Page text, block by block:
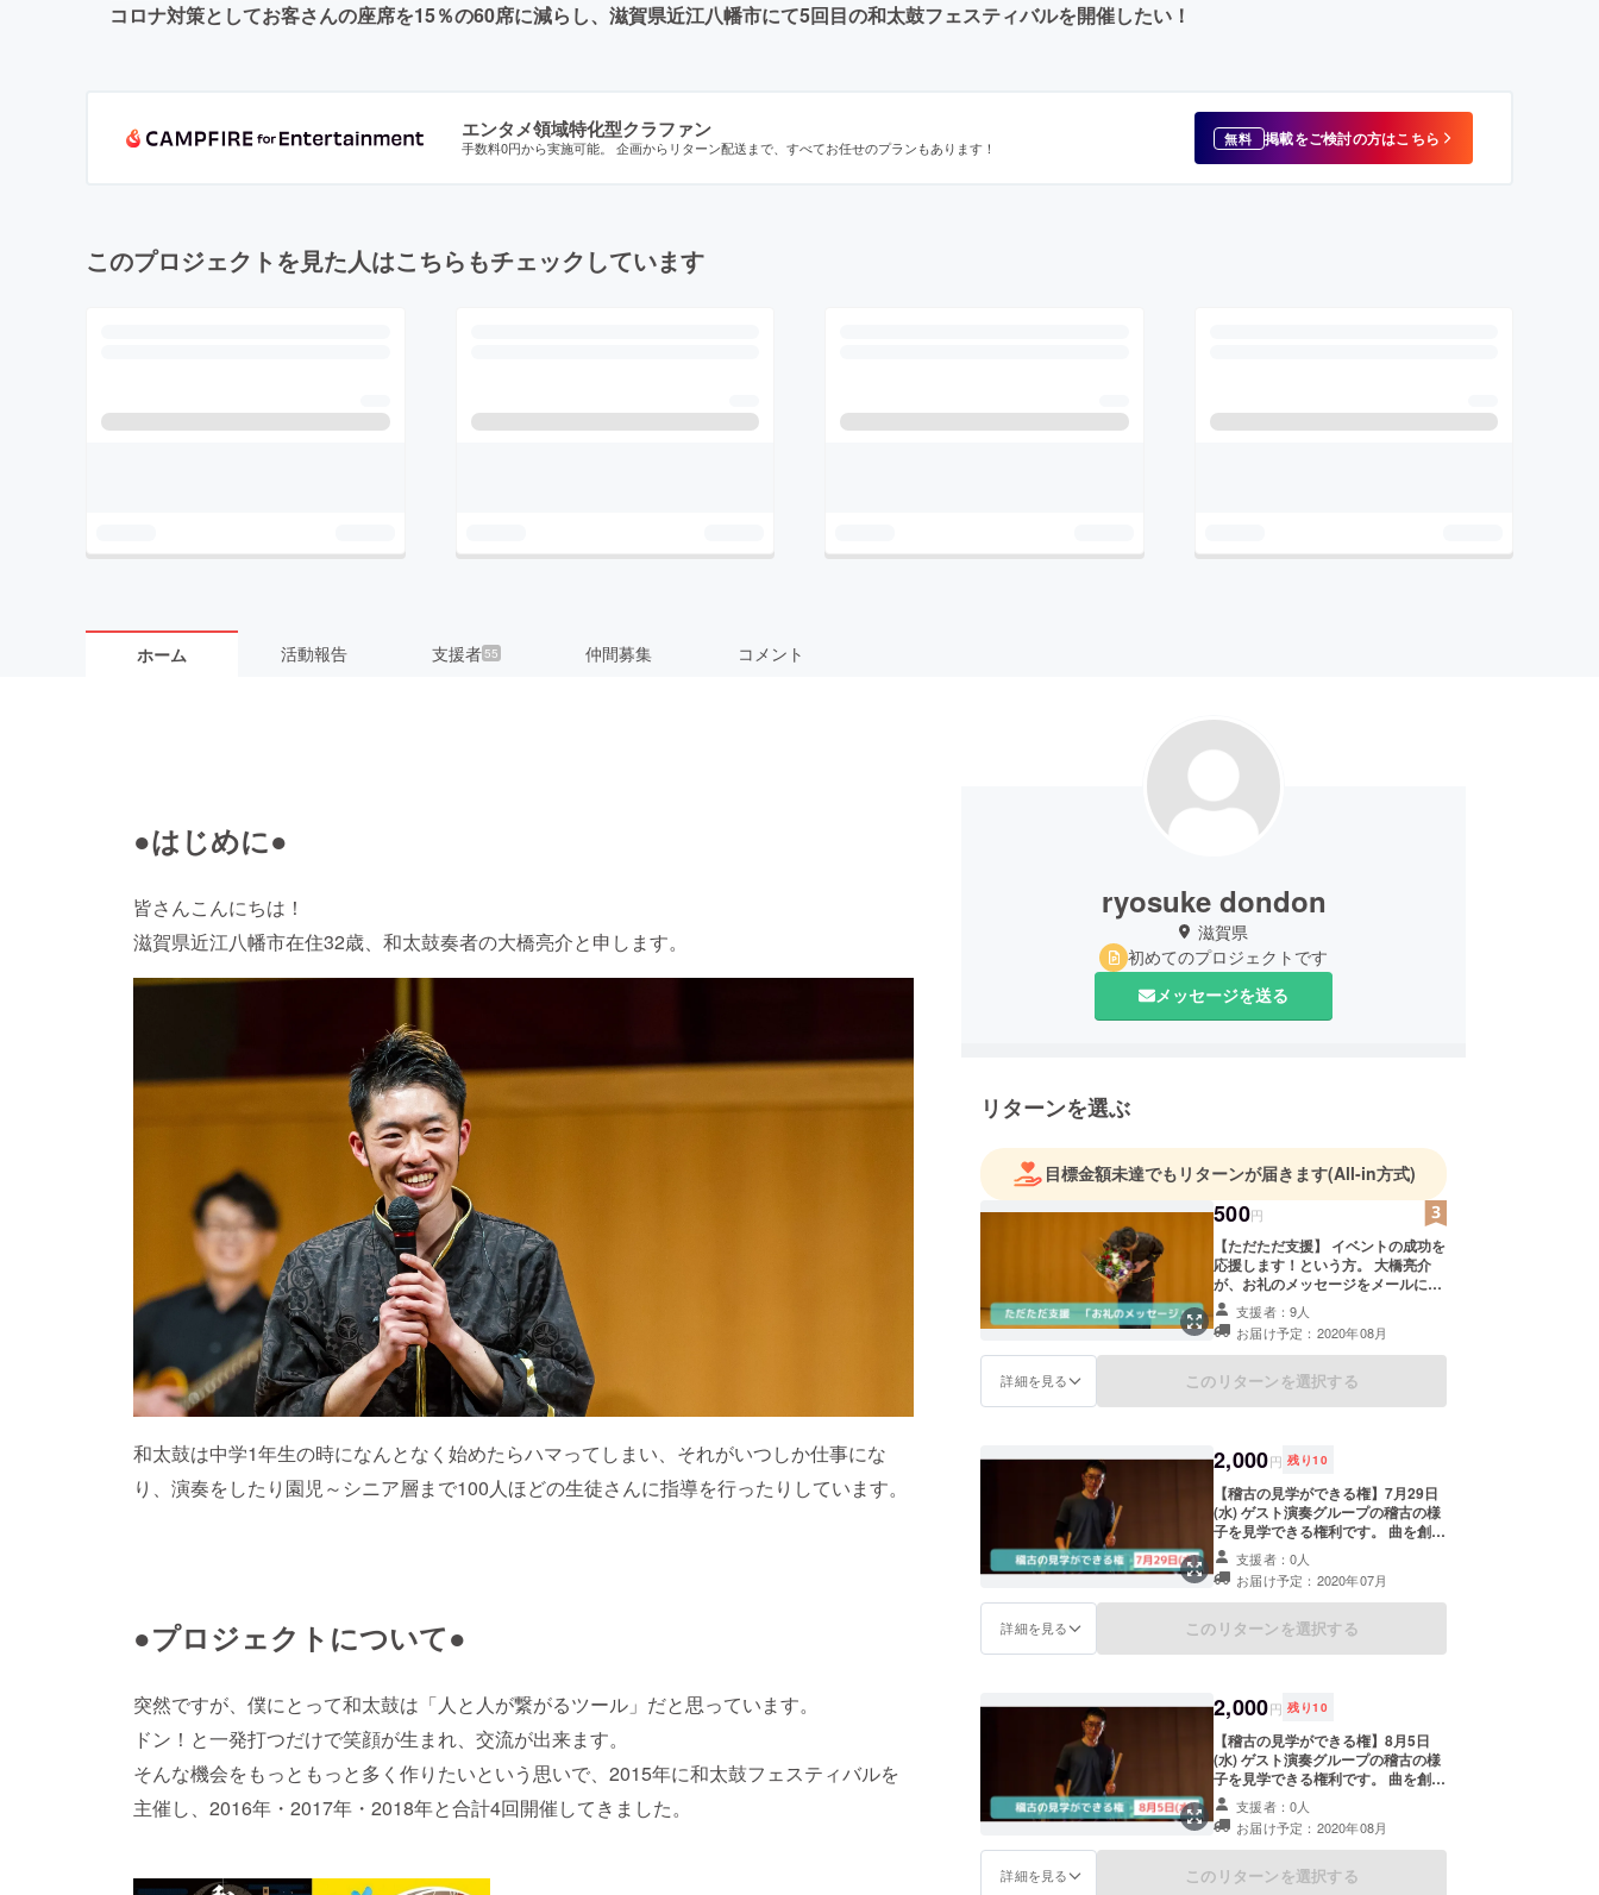
コロナ対策としてお客さんの座席を15％の60席に減らし、滋賀県近江八幡市にて5回目の和太鼓フェスティバルを開催したい！
エンタメ領域特化型クラファン
手数料0円から実施可能。 企画からリターン配送まで、すべてお任せのプランもあります！ 無料 掲載をご検討の方はこちら
このプロジェクトを見た人はこちらもチェックしています
ホーム 活動報告 支援者55 仲間募集 コメント
●はじめに●
皆さんこんにちは！
滋賀県近江八幡市在住32歳、和太鼓奏者の大橋亮介と申します。
和太鼓は中学1年生の時になんとなく始めたらハマってしまい、それがいつしか仕事にな
り、演奏をしたり園児～シニア層まで100人ほどの生徒さんに指導を行ったりしています。
●プロジェクトについて●
突然ですが、僕にとって和太鼓は「人と人が繋がるツール」だと思っています。
ドン！と一発打つだけで笑顔が生まれ、交流が出来ます。
そんな機会をもっともっと多く作りたいという思いで、2015年に和太鼓フェスティバルを
主催し、2016年・2017年・2018年と合計4回開催してきました。
ryosuke dondon
滋賀県
初めてのプロジェクトです
メッセージを送る
リターンを選ぶ
目標金額未達でもリターンが届きます(All-in方式)
500円
【ただただ支援】 イベントの成功を
応援します！という方。 大橋亮介
が、お礼のメッセージをメールにて
お送りします。 ※支援時、備考欄に
お名前をご記入ください。 （本名、
ニックネーム、匿名、何でも結構で
す） SNSにてご紹介させていただき
ます。
支援者：9人
お届け予定：2020年08月
詳細を見る このリターンを選択する
2,000円 残り10
【稽古の見学ができる権】7月29日
(水) ゲスト演奏グループの稽古の様
子を見学できる権利です。 曲を創り
上げていく過程が見れます。 稽古時
間は以下の時間帯です。 ご希望の時
間をご連絡下さい。 《午前》10:00
～12:00 《午後》14:00～17:00
《夜》 18:00～20:00 稽古場所は
ご記入ください。 （本名、ニック
ネーム、匿名、何でも結構です）
SNSにてご紹介させていただきま
す。
支援者：0人
お届け予定：2020年07月
詳細を見る このリターンを選択する
2,000円 残り10
【稽古の見学ができる権】8月5日
(水) ゲスト演奏グループの稽古の様
子を見学できる権利です。 曲を創り
上げていく過程が見れます。 稽古時
間は以下の時間帯です。 ご希望の時
間をご連絡下さい。 《午前》10:00
～12:00 《午後》14:00～17:00
《夜》 18:00～20:00 稽古場所は
支援者：0人
お届け予定：2020年08月
詳細を見る このリターンを選択する